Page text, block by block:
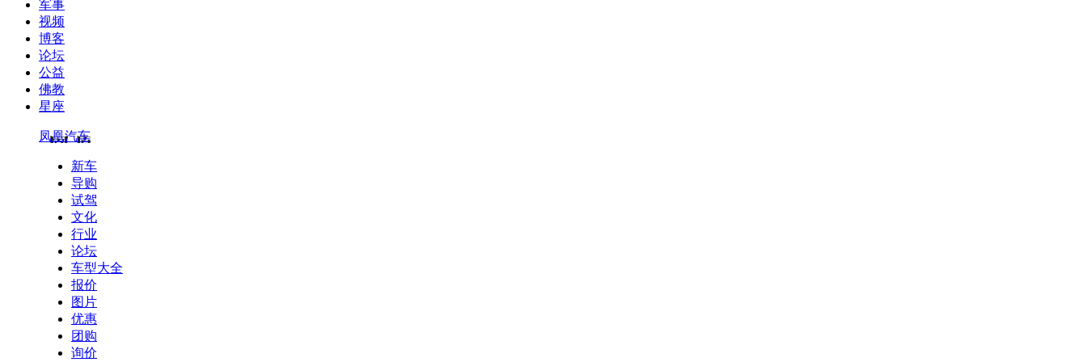
军事
视频
博客
论坛
公益
佛教
星座
凤凰汽车
新车
导购
试驾
文化
行业
论坛
车型大全
报价
图片
优惠
团购
询价